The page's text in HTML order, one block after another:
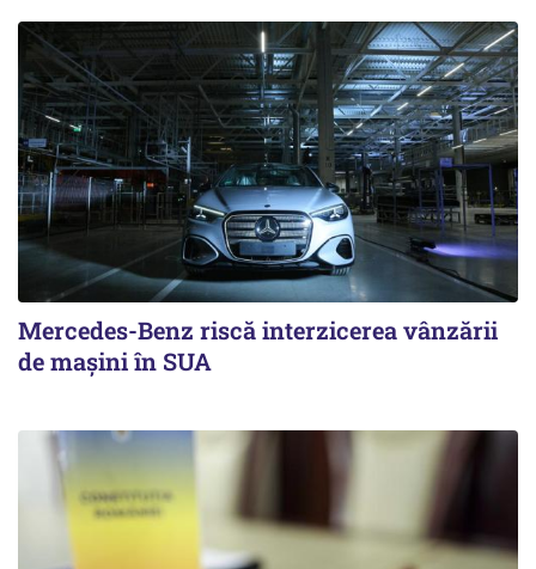
Mercedes-Benz riscă interzicerea vânzării
de mașini în SUA